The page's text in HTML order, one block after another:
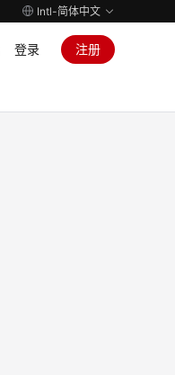
Intl-简体中文
登录 注册